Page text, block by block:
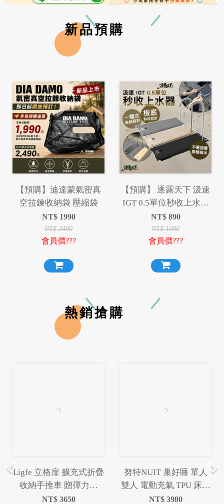
新品預購
【預購】迪達蒙氣密真
空拉鍊收納袋 壓縮袋
NT$ 1990
NT$2490
會員價???
【預購】 逐露天下 汲速
IGT 0.5單位秒收上水器
半單位 抽水器
NT$ 890
NT$1080
會員價???
熱銷搶購
Ligfe 立格扉 擴充式折疊
收納手推車 贈彈力繩
140L多型態手推車 推車
NT$ 3650
努特NUIT 巢好睡 單人
雙人 電動充氣 TPU 床墊
內建電動幫浦 USB充電
NT$ 3980